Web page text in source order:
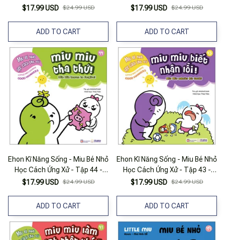
Miu Miu Tò Mò
$17.99 USD $24.99 USD
ADD TO CART
Miu Miu Ý Tứ
$17.99 USD $24.99 USD
ADD TO CART
Ehon Kĩ Năng Sống - Miu Bé Nhỏ
Học Cách Ứng Xử - Tập 44 -
Miu Miu Tha Thứ!
$17.99 USD $24.99 USD
ADD TO CART
Ehon Kĩ Năng Sống - Miu Bé Nhỏ
Học Cách Ứng Xử - Tập 43 -
Miu Miu Biết Nhận Lỗi!
$17.99 USD $24.99 USD
ADD TO CART